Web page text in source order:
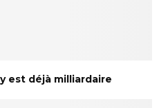
est déjà milliardaire